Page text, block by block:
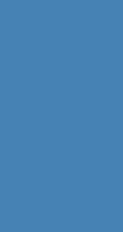
A Tempus
oktatás és
nemzetközi